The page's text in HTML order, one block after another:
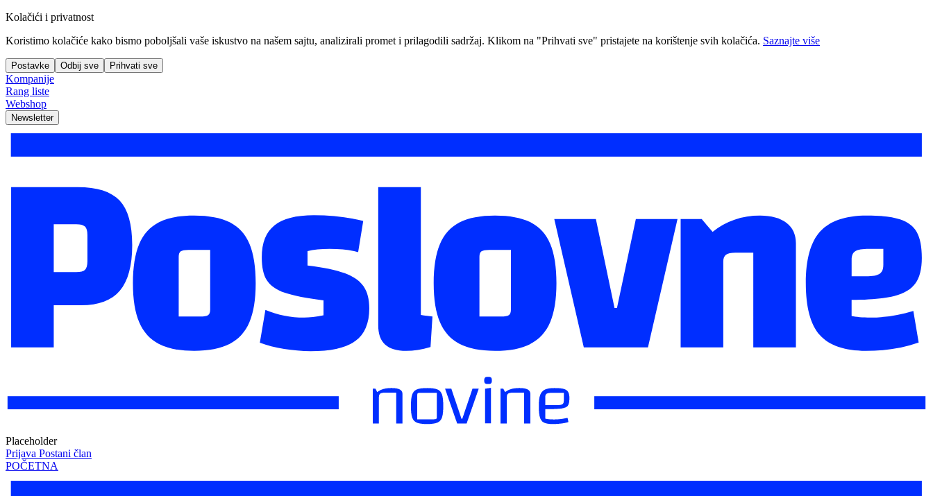
Kolačići i privatnost
Koristimo kolačiće kako bismo poboljšali vaše iskustvo na našem sajtu, analizirali promet i prilagodili sadržaj. Klikom na "Prihvati sve" pristajete na korištenje svih kolačića. Saznajte više
Postavke Odbij sve Prihvati sve
Kompanije
Rang liste
Webshop
Newsletter
Placeholder
Prijava Postani član
POČETNA